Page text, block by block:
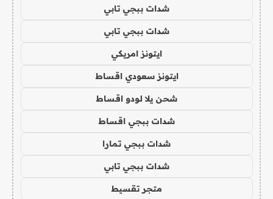
شدات ببجي تابي
شدات ببجي تابي
ايتونز امريكي
ايتونز سعودي اقساط
شحن يلا لودو اقساط
شدات ببجي اقساط
شدات ببجي تمارا
شدات ببجي تابي
متجر تقسيط